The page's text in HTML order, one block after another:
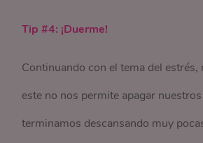
Tip #4: ¡Duerme!
Continuando con el tema del estrés,
este no nos permite apagar
terminamos descansando muy